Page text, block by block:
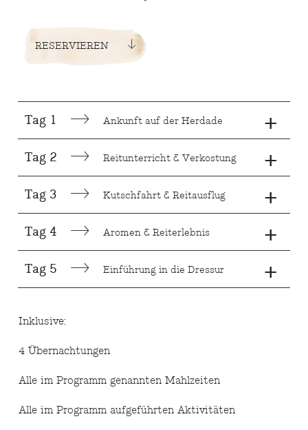
RESERVIEREN
+
Tag 1 Ankunft auf der Herdade
+
Tag 2 Reitunterricht & Verkostung
+
Tag 3 Kutschfahrt & Reitausflug
+
Tag 4 Aromen & Reiterlebnis
+
Tag 5 Einführung in die Dressur
Inklusive:
4 Übernachtungen
Alle im Programm genannten Mahlzeiten
Alle im Programm aufgeführten Aktivitäten